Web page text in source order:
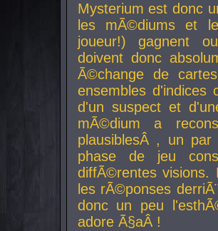
Mysterium est donc
les mÃ©diums et
joueur!) gagnent
doivent donc
Ã©change de
ensembles d'indices
d'un suspect et
mÃ©dium a
plausiblesÂ , un par
phase de jeu
diffÃ©rentes visions.
les rÃ©ponses
donc un peu
adore Ã§aÂ !